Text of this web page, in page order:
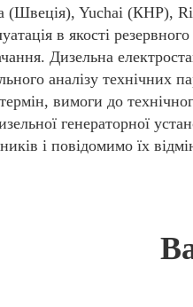
(Швеція), Yuchai (КНР),
в якості
Дизельна
аналізу технічних
вимоги до
генераторної
і повідомимо їх